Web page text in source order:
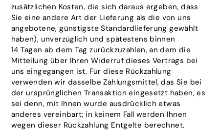
zusätzlichen Kosten, die sich daraus ergeben, dass
Sie eine andere Art der Lieferung als die von uns
angebotene, günstigste Standardlieferung gewählt
haben), unverzüglich und spätestens binnen
14 Tagen ab dem Tag zurückzuzahlen, an dem die
Mitteilung über Ihren Widerruf dieses Vertrags bei
uns eingegangen ist. Für diese Rückzahlung
verwenden wir dasselbe Zahlungsmittel, das Sie bei
der ursprünglichen Transaktion eingesetzt haben, es
sei denn, mit Ihnen wurde ausdrücklich etwas
anderes vereinbart; in keinem Fall werden Ihnen
wegen dieser Rückzahlung Entgelte berechnet.